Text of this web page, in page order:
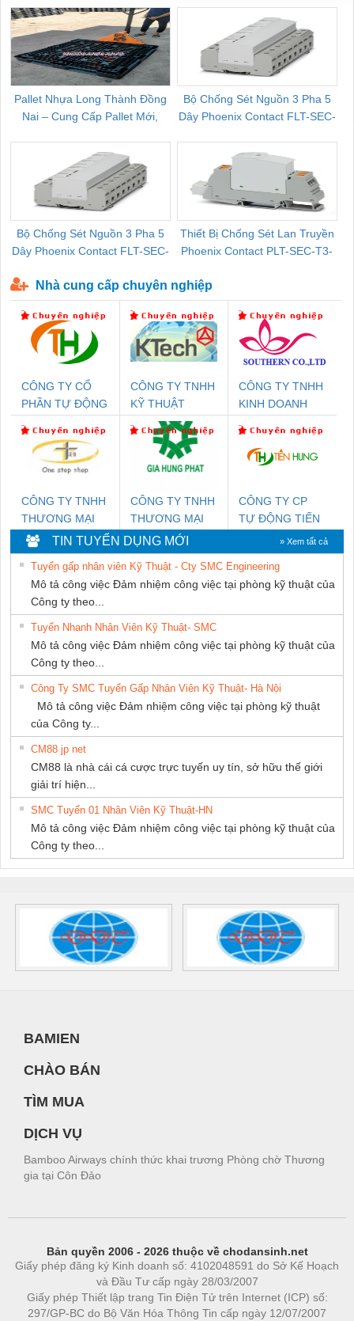
Pallet Nhựa Long Thành Đồng
Nai – Cung Cấp Pallet Mới,
Bộ Chống Sét Nguồn 3 Pha 5
Dây Phoenix Contact FLT-SEC-
Bộ Chống Sét Nguồn 3 Pha 5
Dây Phoenix Contact FLT-SEC-
Thiết Bị Chống Sét Lan Truyền
Phoenix Contact PLT-SEC-T3-
Nhà cung cấp chuyên nghiệp
CÔNG TY CỔ
PHẦN TỰ ĐỘNG
CÔNG TY TNHH
KỸ THUẬT
KTECH VIỆT
NAM
CÔNG TY TNHH
KINH DOANH
PHƯƠNG NAM
CÔNG TY TNHH
THƯƠNG MẠI
THIÊN ÂN VIỆT
NAM
CÔNG TY TNHH
THƯƠNG MẠI
DỊCH VỤ KỸ
THUẬT ĐIỆN CƠ
GIA HƯNG
PHÁT
CÔNG TY CP
TỰ ĐỘNG TIẾN
TIN TUYỂN DỤNG MỚI » Xem tất cả
Tuyển gấp nhân viên Kỹ Thuật - Cty SMC Engineering
Mô tả công việc Đảm nhiệm công việc tại phòng kỹ thuật của
Công ty theo...
Tuyển Nhanh Nhân Viên Kỹ Thuật- SMC
Mô tả công việc Đảm nhiệm công việc tại phòng kỹ thuật của
Công ty theo...
Công Ty SMC Tuyển Gấp Nhân Viên Kỹ Thuật- Hà Nội
Mô tả công việc Đảm nhiệm công việc tại phòng kỹ thuật
của Công ty...
CM88 jp net
CM88 là nhà cái cá cược trực tuyến uy tín, sở hữu thế giới
giải trí hiện...
SMC Tuyển 01 Nhân Viên Kỹ Thuật-HN
Mô tả công việc Đảm nhiệm công việc tại phòng kỹ thuật của
Công ty theo...
BAMIEN
CHÀO BÁN
TÌM MUA
DỊCH VỤ
Bamboo Airways chính thức khai trương Phòng chờ Thương
gia tại Côn Đảo
Bản quyền 2006 - 2026 thuộc về chodansinh.net
Giấy phép đăng ký Kinh doanh số: 4102048591 do Sở Kế Hoạch
và Đầu Tư cấp ngày 28/03/2007
Giấy phép Thiết lập trang Tin Điện Tử trên Internet (ICP) số:
297/GP-BC do Bộ Văn Hóa Thông Tin cấp ngày 12/07/2007